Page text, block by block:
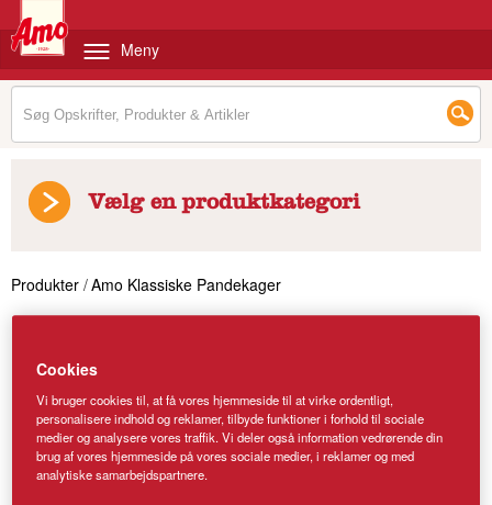
Meny
Vælg en produktkategori
Produkter /Amo Klassiske Pandekager
Cookies
Vi bruger cookies til, at få vores hjemmeside til at virke ordentligt,
personalisere indhold og reklamer, tilbyde funktioner i forhold til sociale
medier og analysere vores traffik. Vi deler også information vedrørende din
brug af vores hjemmeside på vores sociale medier, i reklamer og med
analytiske samarbejdspartnere.